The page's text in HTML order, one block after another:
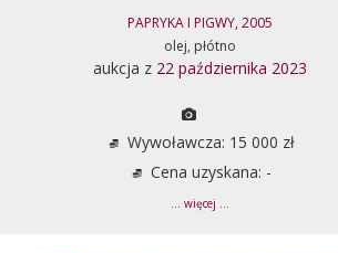
PAPRYKA I PIGWY, 2005
olej, płótno
aukcja z 22 października 2023
Wywoławcza: 15 000 zł
Cena uzyskana: -
... więcej ...